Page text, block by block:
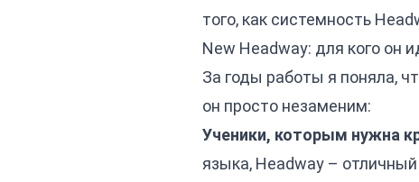
того, как системность
New Headway: для кого он
За годы работы я поняла,
он просто незаменим:
Ученики, которым нужна
языка, Headway –